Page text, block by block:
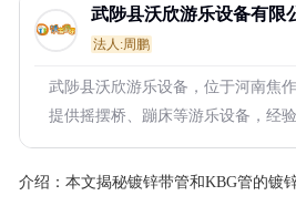
武陟县沃欣游乐设备有限
法人:周鹏
武陟县沃欣游乐设备，位于河南焦
提供摇摆桥、蹦床等游乐设备，经
介绍： 本文揭秘镀锌带管和KBG管的镀